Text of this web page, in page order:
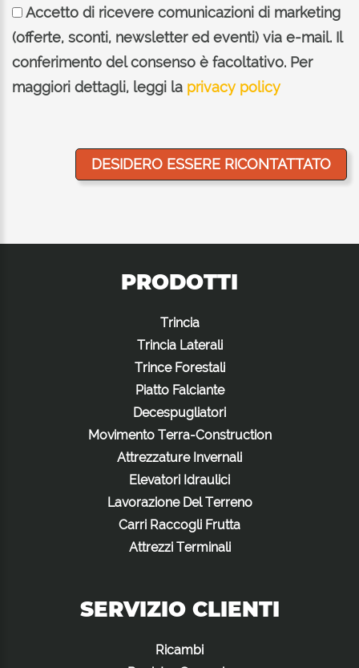
Accetto di ricevere comunicazioni di marketing
(offerte, sconti, newsletter ed eventi) via e-mail. Il
conferimento del consenso è facoltativo. Per
maggiori dettagli, leggi la privacy policy
PRODOTTI
Trincia
Trincia Laterali
Trince Forestali
Piatto Falciante
Decespugliatori
Movimento Terra-Construction
Attrezzature Invernali
Elevatori Idraulici
Lavorazione Del Terreno
Carri Raccogli Frutta
Attrezzi Terminali
SERVIZIO CLIENTI
Ricambi